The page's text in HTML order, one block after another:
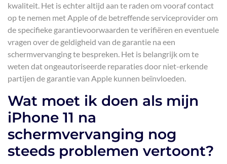
kwaliteit. Het is echter altijd aan te raden om vooraf contact
op te nemen met Apple of de betreffende serviceprovider om
de specifieke garantievoorwaarden te verifiëren en eventuele
vragen over de geldigheid van de garantie na een
schermvervanging te bespreken. Het is belangrijk om te
weten dat ongeautoriseerde reparaties door niet-erkende
partijen de garantie van Apple kunnen beïnvloeden.
Wat moet ik doen als mijn
iPhone 11 na
schermvervanging nog
steeds problemen vertoont?